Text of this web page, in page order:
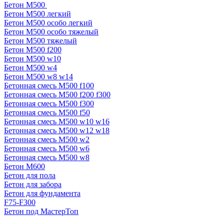
Бетон М500
Бетон М500 легкий
Бетон М500 особо легкий
Бетон М500 особо тяжелый
Бетон М500 тяжелый
Бетон М500 f200
Бетон М500 w10
Бетон М500 w4
Бетон М500 w8 w14
Бетонная смесь М500 f100
Бетонная смесь М500 f200 f300
Бетонная смесь М500 f300
Бетонная смесь М500 f50
Бетонная смесь М500 w10 w16
Бетонная смесь М500 w12 w18
Бетонная смесь М500 w2
Бетонная смесь М500 w6
Бетонная смесь М500 w8
Бетон М600
Бетон для пола
Бетон для забора
Бетон для фундамента
F75-F300
Бетон под МастерТоп